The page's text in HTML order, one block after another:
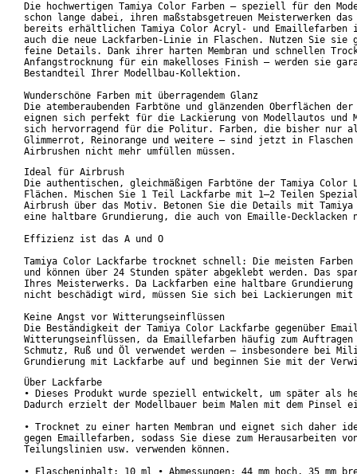
Die hochwertigen Tamiya Color Farben – speziell für den
schon lange dabei, ihren maßstabsgetreuen Meisterwerken
bereits erhältlichen Tamiya Color Acryl- und Emaillefarben
auch die neue Lackfarben-Linie in Flaschen. Nutzen Sie sie
feine Details. Dank ihrer harten Membran und schnellen
Anfangstrocknung für ein makelloses Finish – werden sie
Bestandteil Ihrer Modellbau-Kollektion.
Wunderschöne Farben mit überragendem Glanz
Die atemberaubenden Farbtöne und glänzenden Oberflächen
eignen sich perfekt für die Lackierung von Modellautos und
sich hervorragend für die Politur. Farben, die bisher nur
Glimmerrot, Reinorange und weitere – sind jetzt in
Ideal für Airbrush
Die authentischen, gleichmäßigen Farbtöne der Tamiya
Flächen. Mischen Sie 1 Teil Lackfarbe mit 1–2 Teilen
Airbrush über das Motiv. Betonen Sie die Details mit
eine haltbare Grundierung, die auch von Emaille-
Effizienz ist das A und O
Tamiya Color Lackfarbe trocknet schnell: Die meisten
und können über 24 Stunden später abgeklebt werden.
Ihres Meisterwerks. Da Lackfarben eine haltbare
nicht beschädigt wird, müssen Sie sich bei Lackierungen mit
Keine Angst vor Witterungseinflüssen
Die Beständigkeit der Tamiya Color Lackfarbe gegenüber
Witterungseinflüssen, da Emaillefarben häufig zum
Schmutz, Ruß und Öl verwendet werden – insbesondere bei
Über Lackfarbe
• Dieses Produkt wurde speziell entwickelt, um später als
Dadurch erzielt der Modellbauer beim Malen mit dem Pinsel
• Trocknet zu einer harten Membran und eignet sich daher
gegen Emaillefarben, sodass Sie diese zum Herausarbeiten
Teilungslinien usw. verwenden können.
• Flascheninhalt: 10 ml • Abmessungen: 44 mm hoch, 35 mm